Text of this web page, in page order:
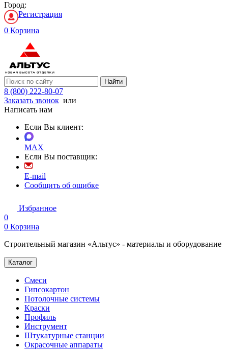
Город:
Регистрация
0 Корзина
Найти
8 (800) 222-80-07
Заказать звонок или
Написать нам
Если Вы клиент:
MAX
Если Вы поставщик:
E-mail
Сообщить об ошибке
Избранное
0
0 Корзина
Строительный магазин «Альтус» - материалы и оборудование
Каталог
Смеси
Гипсокартон
Потолочные системы
Краски
Профиль
Инструмент
Штукатурные станции
Окрасочные аппараты